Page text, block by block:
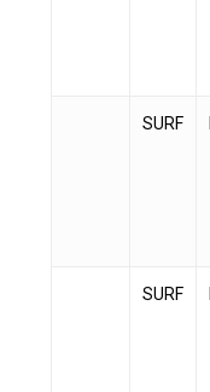
SURF
SURF